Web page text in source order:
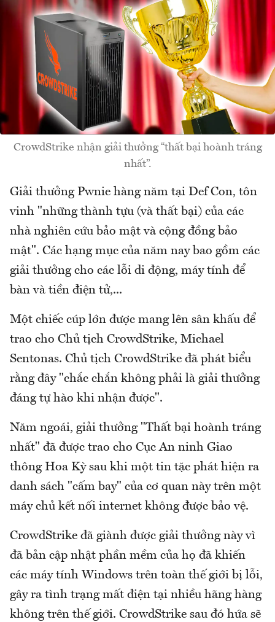
CrowdStrike nhận giải thưởng “thất bại hoành tráng
nhất”.
Giải thưởng Pwnie hàng năm tại Def Con, tôn
vinh "những thành tựu (và thất bại) của các
nhà nghiên cứu bảo mật và cộng đồng bảo
mật". Các hạng mục của năm nay bao gồm các
giải thưởng cho các lỗi di động, máy tính để
bàn và tiền điện tử,...
Một chiếc cúp lớn được mang lên sân khấu để
trao cho Chủ tịch CrowdStrike, Michael
Sentonas. Chủ tịch CrowdStrike đã phát biểu
rằng đây "chắc chắn không phải là giải thưởng
đáng tự hào khi nhận được".
Năm ngoái, giải thưởng "Thất bại hoành tráng
nhất" đã được trao cho Cục An ninh Giao
thông Hoa Kỳ sau khi một tin tặc phát hiện ra
danh sách "cấm bay" của cơ quan này trên một
máy chủ kết nối internet không được bảo vệ.
CrowdStrike đã giành được giải thưởng này vì
đã bản cập nhật phần mềm của họ đã khiến
các máy tính Windows trên toàn thế giới bị lỗi,
gây ra tình trạng mất điện tại nhiều hãng hàng
không trên thế giới. CrowdStrike sau đó hứa sẽ